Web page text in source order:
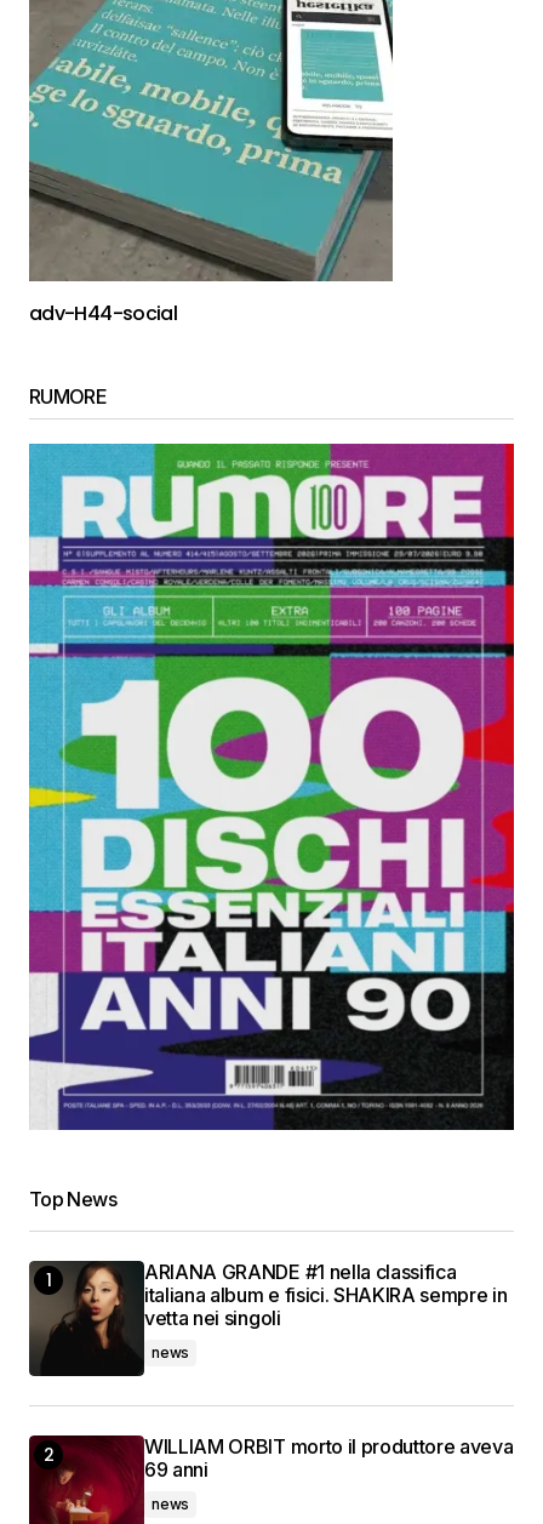
adv-H44-social
RUMORE
Top News
ARIANA GRANDE #1 nella classifica
italiana album e fisici. SHAKIRA sempre in
vetta nei singoli
news
WILLIAM ORBIT morto il produttore aveva
69 anni
news